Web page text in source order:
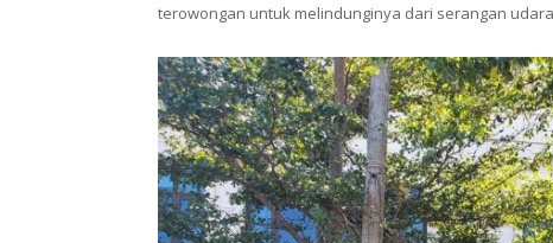
terowongan untuk melindunginya dari serangan